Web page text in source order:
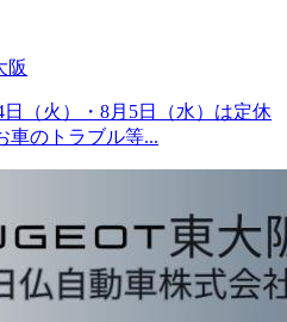
（火）・8月5日（水）は定休
車のトラブル等...